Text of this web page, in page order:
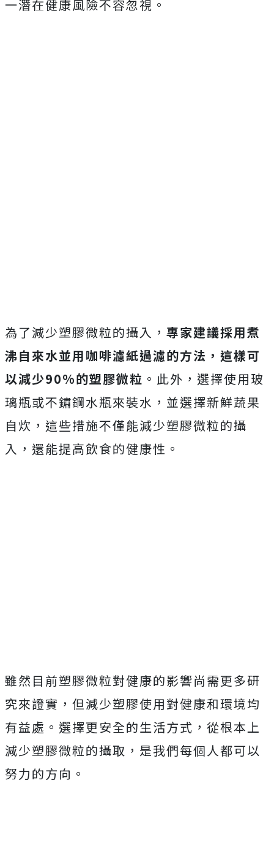
一潛在健康風險不容忽視。
為了減少塑膠微粒的攝入， 專家建議採用煮
沸自來水並用咖啡濾紙過濾的方法，這樣可
以減少90%的塑膠微粒 。此外，選擇使用玻
璃瓶或不鏽鋼水瓶來裝水，並選擇新鮮蔬果
自炊，這些措施不僅能減少塑膠微粒的攝
入，還能提高飲食的健康性。
雖然目前塑膠微粒對健康的影響尚需更多研
究來證實，但減少塑膠使用對健康和環境均
有益處。選擇更安全的生活方式，從根本上
減少塑膠微粒的攝取，是我們每個人都可以
努力的方向。